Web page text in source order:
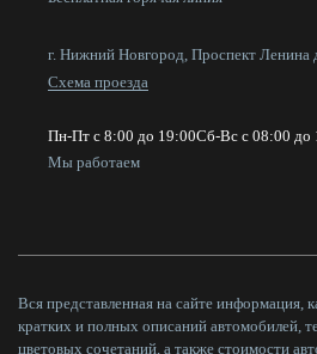
г. Нижний Новгород, Проспект Ленина
Схема проезда
Пн-Пт с 8:00 до 19:00Сб-Вс с 08:00 до
Мы работаем
Вся представленная на сайте информация,
кратких и полных описаний автомобилей,
цветовых сочетаний, а также стоимости